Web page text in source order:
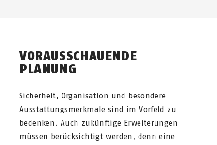
VORAUSSCHAUENDE
PLANUNG
Sicherheit, Organisation und besondere
Ausstattungsmerkmale sind im Vorfeld zu
bedenken. Auch zukünftige Erweiterungen
müssen berücksichtigt werden, denn eine